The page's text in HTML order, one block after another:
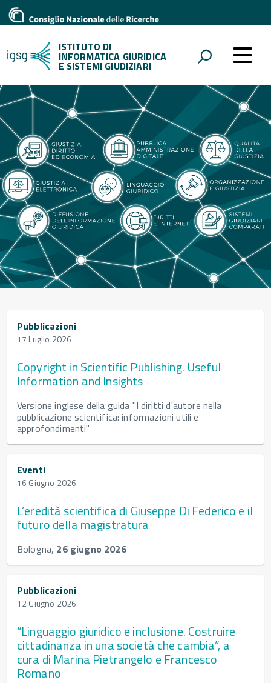
ISTITUTO DI
INFORMATICA GIURIDICA
E SISTEMI GIUDIZIARI
Pubblicazioni
17 Luglio 2026
Copyright in Scientific Publishing. Useful
Information and Insights
Versione inglese della guida "I diritti d'autore nella
pubblicazione scientifica: informazioni utili e
approfondimenti"
Eventi
16 Giugno 2026
L’eredità scientifica di Giuseppe Di Federico e il
futuro della magistratura
Bologna, 26 giugno 2026
Pubblicazioni
12 Giugno 2026
“Linguaggio giuridico e inclusione. Costruire
cittadinanza in una società che cambia”, a
cura di Marina Pietrangelo e Francesco
Romano